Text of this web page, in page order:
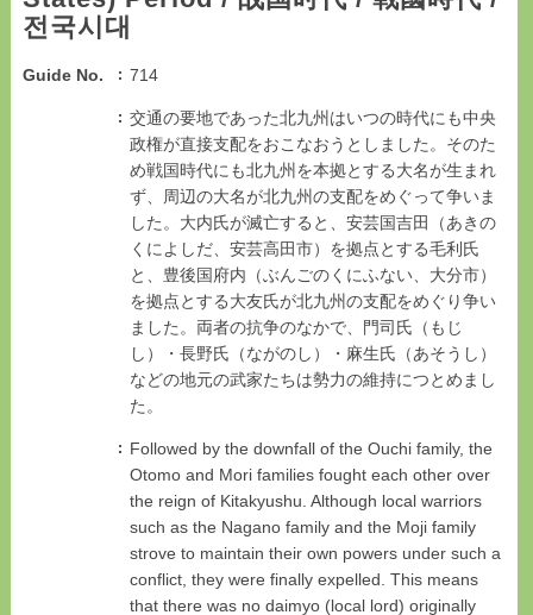
전국시대
Guide No. 714
交通の要地であった北九州はいつの時代にも中央
政権が直接支配をおこなおうとしました。そのた
め戦国時代にも北九州を本拠とする大名が生まれ
ず、周辺の大名が北九州の支配をめぐって争いま
した。大内氏が滅亡すると、安芸国吉田（あきの
くによしだ、安芸高田市）を拠点とする毛利氏
と、豊後国府内（ぶんごのくにふない、大分市）
を拠点とする大友氏が北九州の支配をめぐり争い
ました。両者の抗争のなかで、門司氏（もじ
し）・長野氏（ながのし）・麻生氏（あそうし）
などの地元の武家たちは勢力の維持につとめまし
た。
Followed by the downfall of the Ouchi family, the
Otomo and Mori families fought each other over
the reign of Kitakyushu. Although local warriors
such as the Nagano family and the Moji family
strove to maintain their own powers under such a
conflict, they were finally expelled. This means
that there was no daimyo (local lord) originally